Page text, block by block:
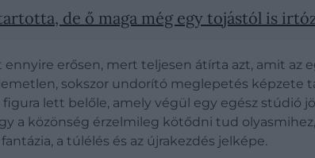
de ő maga még egy tojástól is
erősen, mert teljesen átírta azt, amit az
sokszor undorító meglepetés képzete
figura lett belőle, amely végül egy egész stúdió
a közönség érzelmileg kötődni tud
a túlélés és az újrakezdés jelképe.